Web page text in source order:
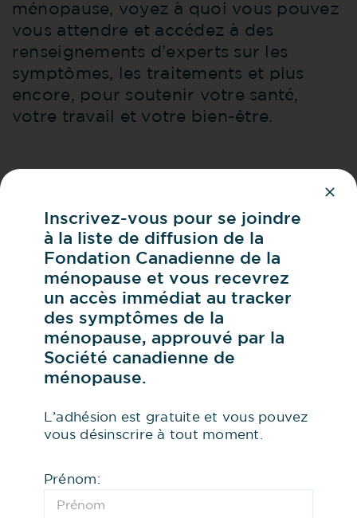
ménopause, voyez à quoi vous pouvez
vous attendre et accédez à des
renseignements d’experts sur les
symptômes, les traitements et plus
encore, pour soutenir votre santé,
votre travail et votre bien-être.
Inscrivez-vous pour se joindre
à la liste de diffusion de la
Fondation Canadienne de la
ménopause et vous recevrez
un accès immédiat au tracker
des symptômes de la
ménopause, approuvé par la
Société canadienne de
ménopause.
L’adhésion est gratuite et vous pouvez
vous désinscrire à tout moment.
Prénom: